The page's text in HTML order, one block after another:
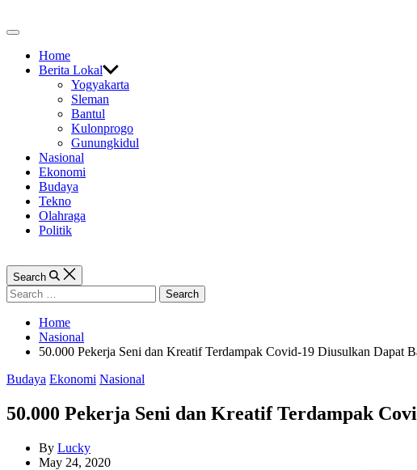
to
Off
CanvasHome
Berita Lokal
Yogyakarta
Sleman
Bantul
Kulonprogo
Gunungkidul
Nasional
Ekonomi
Budaya
Tekno
Olahraga
Politik
Search
Search
for:
Home
Nasional
50.000 Pekerja Seni dan Kreatif Terdampak Covid-19 Diusulkan Dapat
Categories
Budaya Ekonomi Nasional
50.000 Pekerja Seni dan Kreatif Terdampak
By Lucky
May 24, 2020